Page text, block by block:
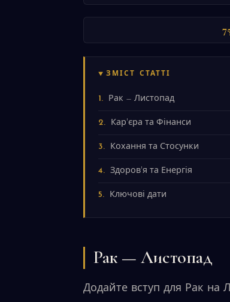
ЗМІСТ СТАТТІ
Рак — Листопад
Кар'єра та Фінанси
Кохання та Стосунки
Здоров'я та Енергія
Ключові дати
Рак — Листопад
Додайте вступ для Рак на